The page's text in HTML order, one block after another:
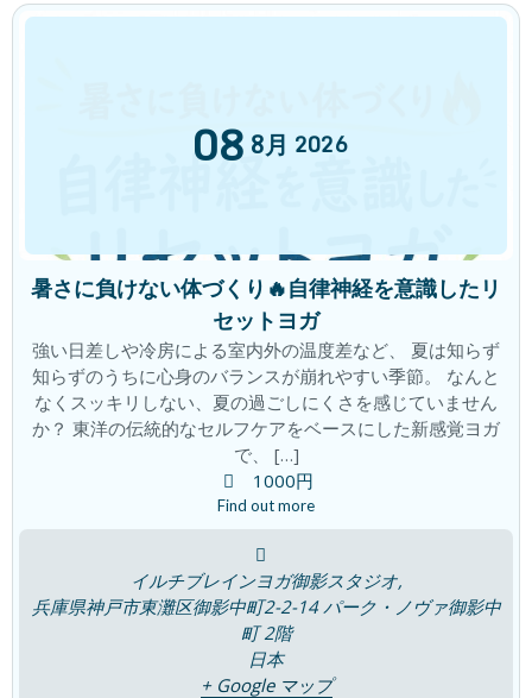
脳、疲れていませんか？
2026年6月4日
キャンペーン
08 8月 2026
暑さに負けない体づくり🔥自律神経を意識したリ
セットヨガ
強い日差しや冷房による室内外の温度差など、 夏は知らず
知らずのうちに心身のバランスが崩れやすい季節。 なんと
なくスッキリしない、夏の過ごしにくさを感じていません
か？ 東洋の伝統的なセルフケアをベースにした新感覚ヨガ
で、 […]
1000円
Find out more
イルチブレインヨガ御影スタジオ,
兵庫県神戸市東灘区御影中町2-2-14 パーク・ノヴァ御影中
町 2階
日本
+ Google マップ